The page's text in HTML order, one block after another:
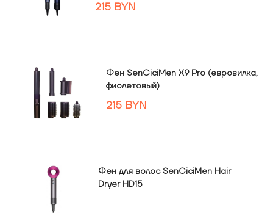
215 BYN
Фен SenCiciMen X9 Pro (евровилка,
фиолетовый)
215 BYN
Фен для волос SenCiciMen Hair
Dryer HD15